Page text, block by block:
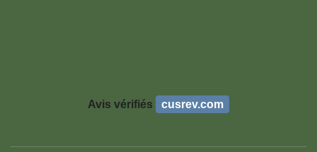
Avis vérifiés cusrev.com